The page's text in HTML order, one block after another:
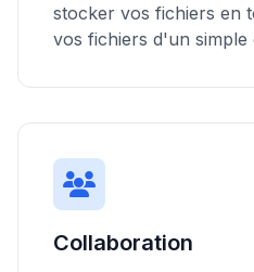
stocker vos fichiers en
vos fichiers d'un simple
Collaboration